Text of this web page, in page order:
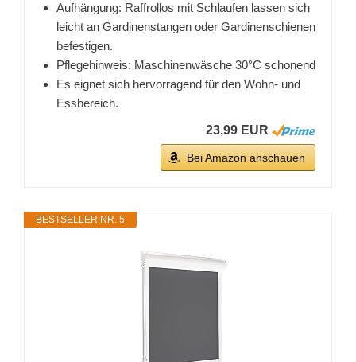
Aufhängung: Raffrollos mit Schlaufen lassen sich
leicht an Gardinenstangen oder Gardinenschienen
befestigen.
Pflegehinweis: Maschinenwäsche 30°C schonend
Es eignet sich hervorragend für den Wohn- und
Essbereich.
23,99 EUR
Bei Amazon anschauen
BESTSELLER NR. 5